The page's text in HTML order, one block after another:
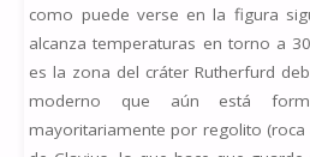
como puede verse en la figura
alcanza temperaturas en torno a
es la zona del cráter Rutherfurd
moderno que aún está
mayoritariamente por regolito